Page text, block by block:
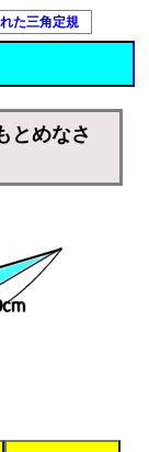
た三角定規
とめなさ